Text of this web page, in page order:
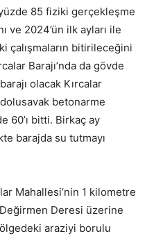
yüzde 85 fiziki gerçekleşme
ve 2024’ün ilk ayları ile
çalışmaların bitirileceğini
Barajı’nda da gövde
olacak Kırcalar
betonarme
60’ı bitti. Birkaç ay
barajda su tutmayı
Mahallesi’nin 1 kilometre
Değirmen Deresi üzerine
araziyi borulu